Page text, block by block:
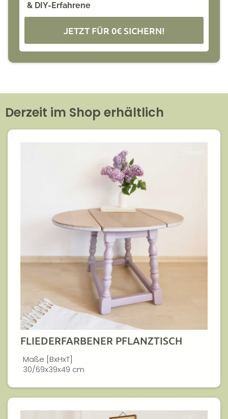
& DIY-Erfahrene
JETZT FÜR 0€ SICHERN!
Derzeit im Shop erhältlich
FLIEDERFARBENER PFLANZTISCH
Maße [BxHxT]
30/69x39x49 cm